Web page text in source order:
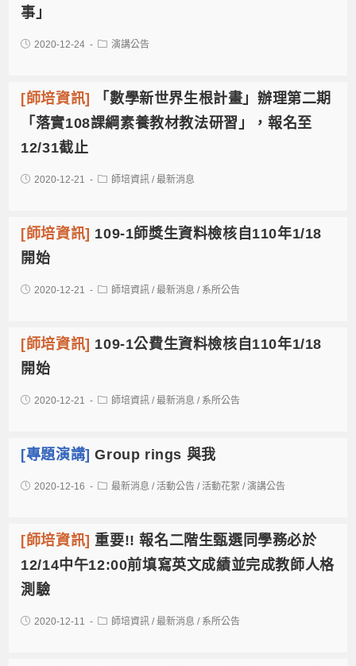
事」
2020-12-24 演講公告
[師培資訊]
「數學新世界生根計畫」辦理第二期
「落實108課綱素養教材教法研習」，報名至
12/31截止
2020-12-21 師培資訊 / 最新消息
[師培資訊] 109-1師獎生資料檢核自110年1/18
開始
2020-12-21 師培資訊 / 最新消息 / 系所公告
[師培資訊] 109-1公費生資料檢核自110年1/18
開始
2020-12-21 師培資訊 / 最新消息 / 系所公告
[專題演講]Group rings 與我
2020-12-16 最新消息 / 活動公告 / 活動花絮 / 演講公告
[師培資訊] 重要!! 報名二階生甄選同學務必於
12/14中午12:00前填寫英文成績並完成教師人格
測驗
2020-12-11 師培資訊 / 最新消息 / 系所公告